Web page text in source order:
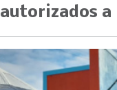
autorizados a